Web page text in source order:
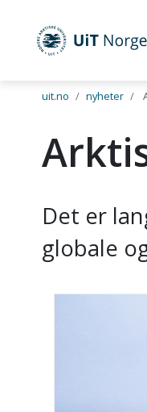
Gå til hovedinnhold
UiT Norges
uit.no nyheter
Det er
globale